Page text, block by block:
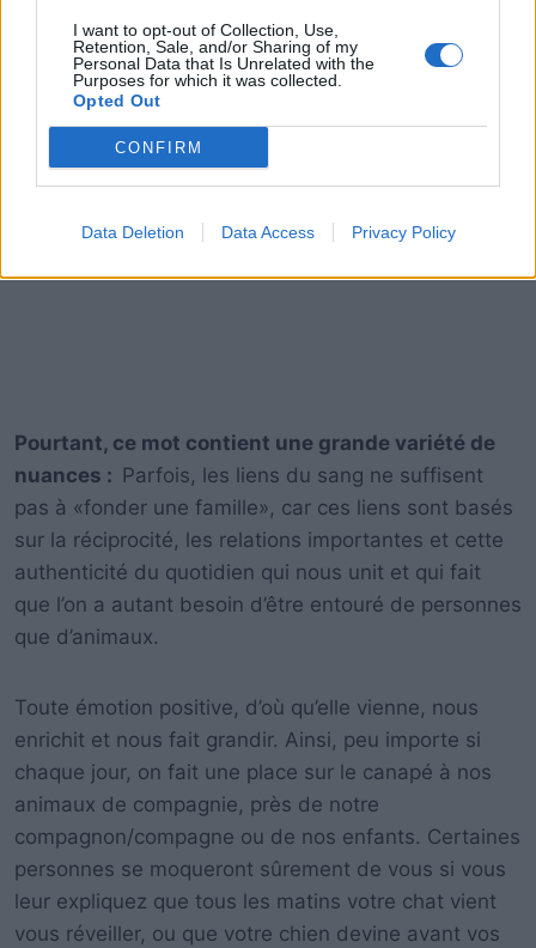
I want to opt-out of Collection, Use,
Retention, Sale, and/or Sharing of my
Personal Data that Is Unrelated with the
Purposes for which it was collected.
Opted Out
CONFIRM
Data Deletion Data Access Privacy Policy
Pourtant, ce mot contient une grande variété de
nuances : Parfois, les liens du sang ne suffisent
pas à «fonder une famille», car ces liens sont basés
sur la réciprocité, les relations importantes et cette
authenticité du quotidien qui nous unit et qui fait
que l’on a autant besoin d’être entouré de personnes
que d’animaux.
Toute émotion positive, d’où qu’elle vienne, nous
enrichit et nous fait grandir. Ainsi, peu importe si
chaque jour, on fait une place sur le canapé à nos
animaux de compagnie, près de notre
compagnon/compagne ou de nos enfants. Certaines
personnes se moqueront sûrement de vous si vous
leur expliquez que tous les matins votre chat vient
vous réveiller, ou que votre chien devine avant vos